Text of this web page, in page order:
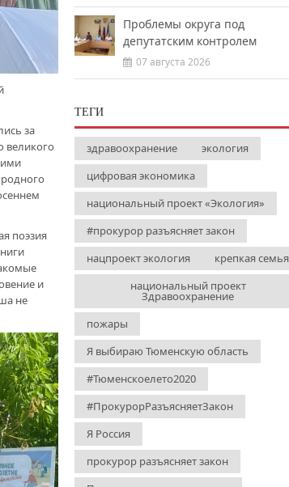
за
великого
поэзия
и
не
Проблемы округа под
депутатским контролем
07 августа 2026
ТЕГИ
здравоохранение
экология
цифровая экономика
национальный проект «Экология»
#прокурор разъясняет закон
нацпроект экология
крепкая семья
национальный проект
Здравоохранение
пожары
Я выбираю Тюменскую область
#Тюменскоелето2020
#ПрокурорРазъясняетЗакон
Я Россия
прокурор разъясняет закон